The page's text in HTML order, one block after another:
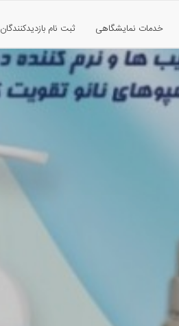
خدمات نمایشگاهی ثبت نام بازدیدکنندگان